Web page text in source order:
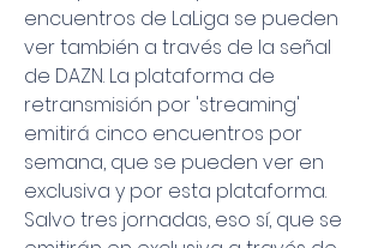
encuentros de LaLiga se pueden
ver también a través de la señal
de DAZN. La plataforma de
retransmisión por 'streaming'
emitirá cinco encuentros por
semana, que se pueden ver en
exclusiva y por esta plataforma.
Salvo tres jornadas, eso sí, que se